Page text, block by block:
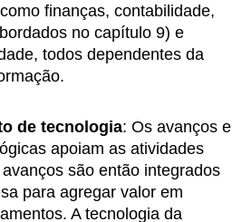
finanças, contabilidade,
no capítulo 9) e
todos dependentes da
de tecnologia: Os avanços e
apoiam as atividades
são então integrados
para agregar valor em
A tecnologia da